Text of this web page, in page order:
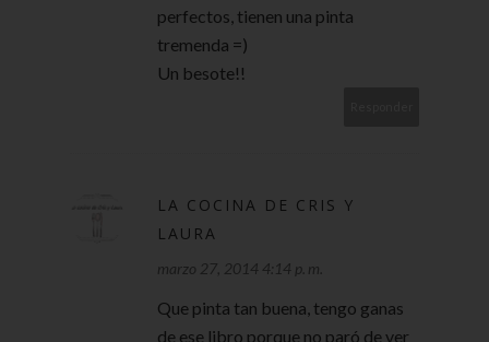
perfectos, tienen una pinta
tremenda =)
Un besote!!
LA COCINA DE CRIS Y
LAURA
marzo 27, 2014 4:14 p. m.
Que pinta tan buena, tengo ganas
de ese libro porque no paró de ver